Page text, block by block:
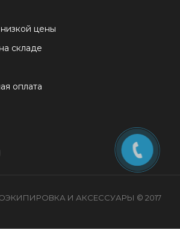
цены
складе
оплата
И АКСЕССУАРЫ © 2017